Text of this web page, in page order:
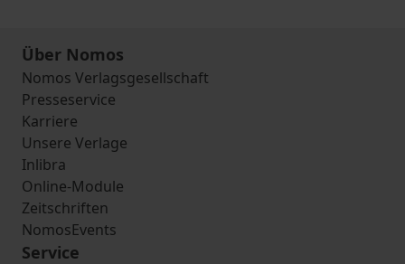
Über Nomos
Nomos Verlagsgesellschaft
Presseservice
Karriere
Unsere Verlage
Inlibra
Online-Module
Zeitschriften
NomosEvents
Service